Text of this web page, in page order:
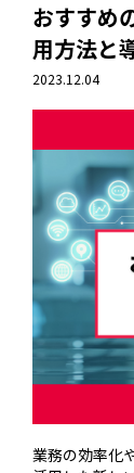
おすすめ
用方法と
2023.12.04
業務の効率化